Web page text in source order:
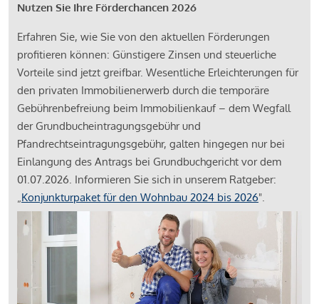
Nutzen Sie Ihre Förderchancen 2026
Erfahren Sie, wie Sie von den aktuellen Förderungen
profitieren können: Günstigere Zinsen und steuerliche
Vorteile sind jetzt greifbar. Wesentliche Erleichterungen für
den privaten Immobilienerwerb durch die temporäre
Gebührenbefreiung beim Immobilienkauf – dem Wegfall
der Grundbucheintragungsgebühr und
Pfandrechtseintragungsgebühr, galten hingegen nur bei
Einlangung des Antrags bei Grundbuchgericht vor dem
01.07.2026. Informieren Sie sich in unserem Ratgeber:
„Konjunkturpaket für den Wohnbau 2024 bis 2026".